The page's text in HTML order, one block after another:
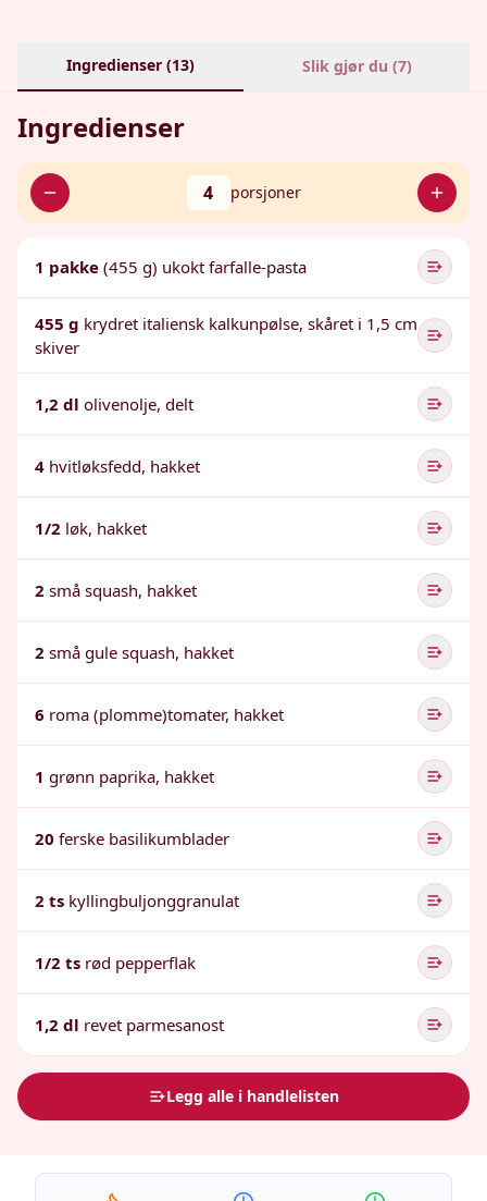
Ingredienser (13) Slik gjør du (7)
Ingredienser
4 porsjoner
1 pakke (455 g) ukokt farfalle-pasta
455 g krydret italiensk kalkunpølse, skåret i 1,5 cm
skiver
1,2 dl olivenolje, delt
4 hvitløksfedd, hakket
1/2 løk, hakket
2 små squash, hakket
2 små gule squash, hakket
6 roma (plomme)tomater, hakket
1 grønn paprika, hakket
20 ferske basilikumblader
2 ts kyllingbuljonggranulat
1/2 ts rød pepperflak
1,2 dl revet parmesanost
Legg alle i handlelisten